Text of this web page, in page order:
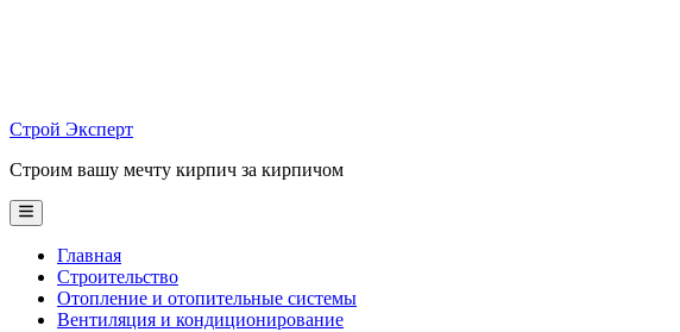
Строй Эксперт
Строим вашу мечту кирпич за кирпичом
Main
Menu
Главная
Строительство
Отопление и отопительные системы
Вентиляция и кондиционирование